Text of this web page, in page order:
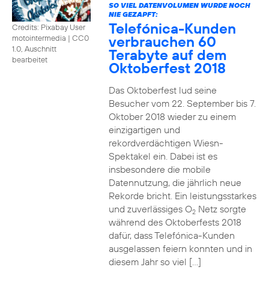
Credits: Pixabay User
motointermedia | CC0
1.0, Auschnitt
bearbeitet
SO VIEL DATENVOLUMEN WURDE NOCH
NIE GEZAPFT:
Telefónica-Kunden
verbrauchen 60
Terabyte auf dem
Oktoberfest 2018
Das Oktoberfest lud seine
Besucher vom 22. September bis 7.
Oktober 2018 wieder zu einem
einzigartigen und
rekordverdächtigen Wiesn-
Spektakel ein. Dabei ist es
insbesondere die mobile
Datennutzung, die jährlich neue
Rekorde bricht. Ein leistungsstarkes
und zuverlässiges O2Netz sorgte
während des Oktoberfests 2018
dafür, dass Telefónica-Kunden
ausgelassen feiern konnten und in
diesem Jahr so viel […]